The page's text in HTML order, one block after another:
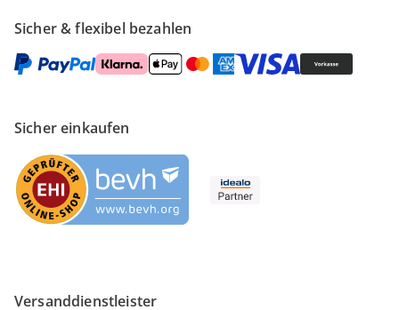
Sicher & flexibel bezahlen
Sicher einkaufen
Versanddienstleister